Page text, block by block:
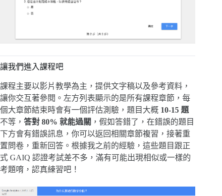
讓我們進入課程吧
課程主要以影片教學為主，提供文字稿以及參考資料，
讓你交互著參閱。左方列表顯示的是所有課程章節，每
個大章節結束時會有一個評估測驗，題目大概 10-15 題
不等， 答對 80% 就能過關 ，假如答錯了，在錯誤的題目
下方會有錯誤訊息，你可以返回相關章節複習，接著重
置問卷，重新回答。根據我之前的經驗，這些題目跟正
式 GAIQ 認證考試差不多，滿有可能出現相似或一樣的
考題唷，認真練習吧！